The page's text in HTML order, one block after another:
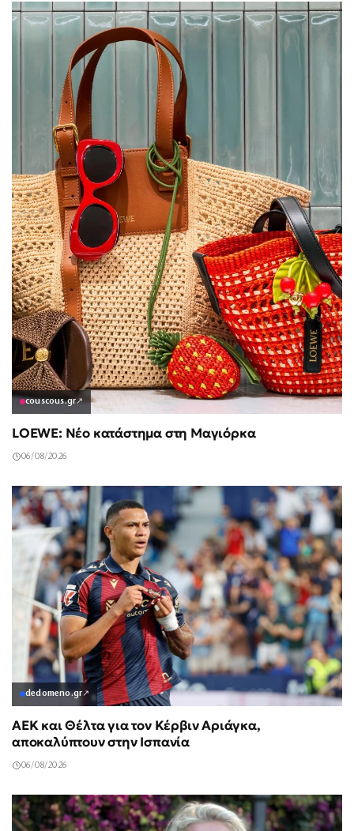
couscous.gr↗
LOEWE: Νέο κατάστημα στη Μαγιόρκα
06/08/2026
dedomeno.gr↗
ΑΕΚ και Θέλτα για τον Κέρβιν Αριάγκα,
αποκαλύπτουν στην Ισπανία
06/08/2026